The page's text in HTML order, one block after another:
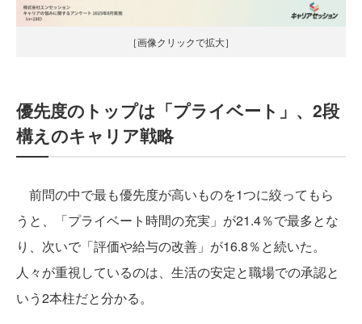
［画像クリックで拡大］
優先度のトップは「プライベート」、2段
構えのキャリア戦略
前問の中で最も優先度が高いものを1つに絞ってもら
うと、「プライベート時間の充実」が21.4％で最多とな
り、次いで「評価や給与の改善」が16.8％と続いた。
人々が重視しているのは、生活の安定と職場での承認と
いう2本柱だと分かる。